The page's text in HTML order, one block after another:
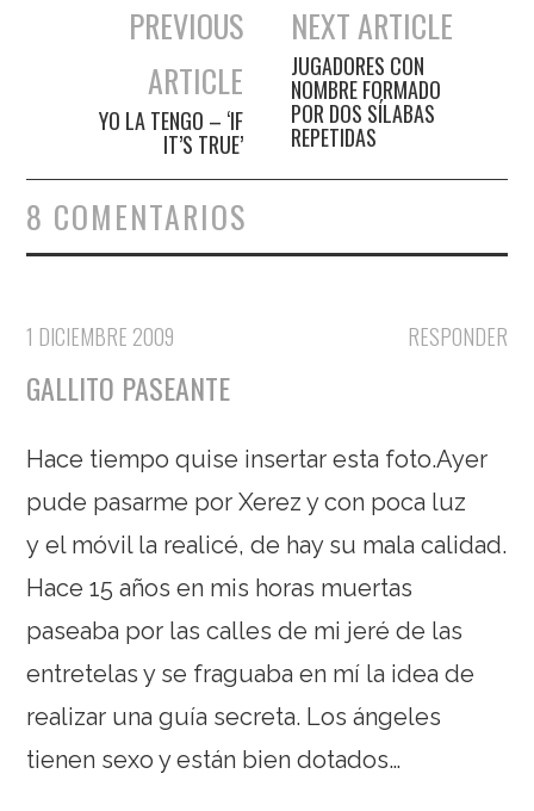
Navegación de entradas
PREVIOUS
ARTICLE
YO LA TENGO – ‘IF
IT’S TRUE’
NEXT ARTICLE
JUGADORES CON
NOMBRE FORMADO
POR DOS SÍLABAS
REPETIDAS
8 COMENTARIOS
RESPONDER
1 DICIEMBRE 2009
GALLITO PASEANTE
Hace tiempo quise insertar esta foto.Ayer
pude pasarme por Xerez y con poca luz
y el móvil la realicé, de hay su mala calidad.
Hace 15 años en mis horas muertas
paseaba por las calles de mi jeré de las
entretelas y se fraguaba en mí la idea de
realizar una guía secreta. Los ángeles
tienen sexo y están bien dotados…